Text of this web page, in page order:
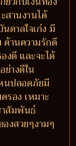
สานงานได้
ดาลใจเก่ง มี
ด้านความรักดี
งดี และจะได้
างดีใน
นปลอดภัยมี
อง เหมาะ
าสัมพันธ์
งสวยๆงามๆ